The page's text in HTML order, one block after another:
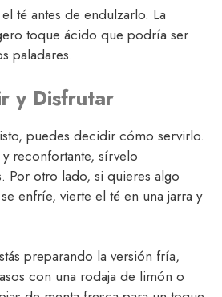
té antes de endulzarlo. La
toque ácido que podría ser
paladares.
y Disfrutar
puedes decidir cómo servirlo.
reconfortante, sírvelo
Por otro lado, si quieres algo
enfríe, vierte el té en una jarra y
preparando la versión fría,
con una rodaja de limón o